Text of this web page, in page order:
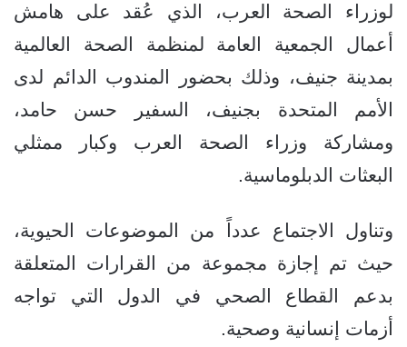
لوزراء الصحة العرب، الذي عُقد على هامش
أعمال الجمعية العامة لمنظمة الصحة العالمية
بمدينة جنيف، وذلك بحضور المندوب الدائم لدى
الأمم المتحدة بجنيف، السفير حسن حامد،
ومشاركة وزراء الصحة العرب وكبار ممثلي
البعثات الدبلوماسية.
وتناول الاجتماع عدداً من الموضوعات الحيوية،
حيث تم إجازة مجموعة من القرارات المتعلقة
بدعم القطاع الصحي في الدول التي تواجه
أزمات إنسانية وصحية.